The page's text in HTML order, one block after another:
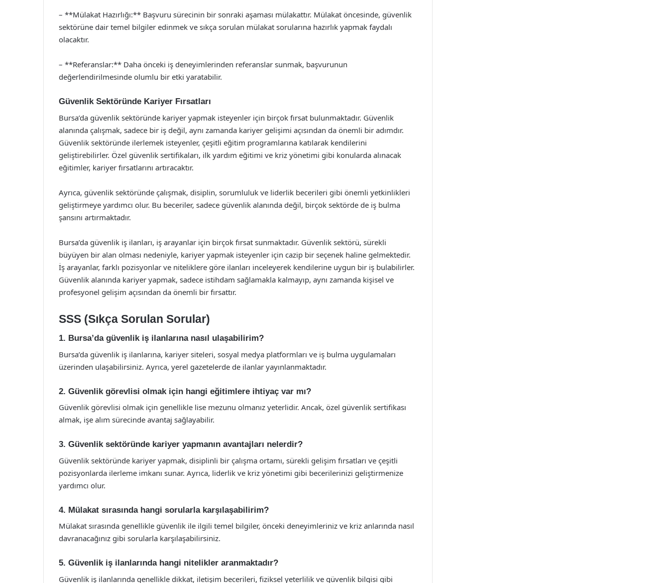
– **Mülakat Hazırlığı:** Başvuru sürecinin bir sonraki aşaması mülakattır. Mülakat öncesinde, güvenlik
sektörüne dair temel bilgiler edinmek ve sıkça sorulan mülakat sorularına hazırlık yapmak faydalı
olacaktır.
– **Referanslar:** Daha önceki iş deneyimlerinden referanslar sunmak, başvurunun
değerlendirilmesinde olumlu bir etki yaratabilir.
Güvenlik Sektöründe Kariyer Fırsatları
Bursa’da güvenlik sektöründe kariyer yapmak isteyenler için birçok fırsat bulunmaktadır. Güvenlik
alanında çalışmak, sadece bir iş değil, aynı zamanda kariyer gelişimi açısından da önemli bir adımdır.
Güvenlik sektöründe ilerlemek isteyenler, çeşitli eğitim programlarına katılarak kendilerini
geliştirebilirler. Özel güvenlik sertifikaları, ilk yardım eğitimi ve kriz yönetimi gibi konularda alınacak
eğitimler, kariyer fırsatlarını artıracaktır.
Ayrıca, güvenlik sektöründe çalışmak, disiplin, sorumluluk ve liderlik becerileri gibi önemli yetkinlikleri
geliştirmeye yardımcı olur. Bu beceriler, sadece güvenlik alanında değil, birçok sektörde de iş bulma
şansını artırmaktadır.
Bursa’da güvenlik iş ilanları, iş arayanlar için birçok fırsat sunmaktadır. Güvenlik sektörü, sürekli
büyüyen bir alan olması nedeniyle, kariyer yapmak isteyenler için cazip bir seçenek haline gelmektedir.
İş arayanlar, farklı pozisyonlar ve niteliklere göre ilanları inceleyerek kendilerine uygun bir iş bulabilirler.
Güvenlik alanında kariyer yapmak, sadece istihdam sağlamakla kalmayıp, aynı zamanda kişisel ve
profesyonel gelişim açısından da önemli bir fırsattır.
SSS (Sıkça Sorulan Sorular)
1. Bursa’da güvenlik iş ilanlarına nasıl ulaşabilirim?
Bursa’da güvenlik iş ilanlarına, kariyer siteleri, sosyal medya platformları ve iş bulma uygulamaları
üzerinden ulaşabilirsiniz. Ayrıca, yerel gazetelerde de ilanlar yayınlanmaktadır.
2. Güvenlik görevlisi olmak için hangi eğitimlere ihtiyaç var mı?
Güvenlik görevlisi olmak için genellikle lise mezunu olmanız yeterlidir. Ancak, özel güvenlik sertifikası
almak, işe alım sürecinde avantaj sağlayabilir.
3. Güvenlik sektöründe kariyer yapmanın avantajları nelerdir?
Güvenlik sektöründe kariyer yapmak, disiplinli bir çalışma ortamı, sürekli gelişim fırsatları ve çeşitli
pozisyonlarda ilerleme imkanı sunar. Ayrıca, liderlik ve kriz yönetimi gibi becerilerinizi geliştirmenize
yardımcı olur.
4. Mülakat sırasında hangi sorularla karşılaşabilirim?
Mülakat sırasında genellikle güvenlik ile ilgili temel bilgiler, önceki deneyimleriniz ve kriz anlarında nasıl
davranacağınız gibi sorularla karşılaşabilirsiniz.
5. Güvenlik iş ilanlarında hangi nitelikler aranmaktadır?
Güvenlik iş ilanlarında genellikle dikkat, iletişim becerileri, fiziksel yeterlilik ve güvenlik bilgisi gibi